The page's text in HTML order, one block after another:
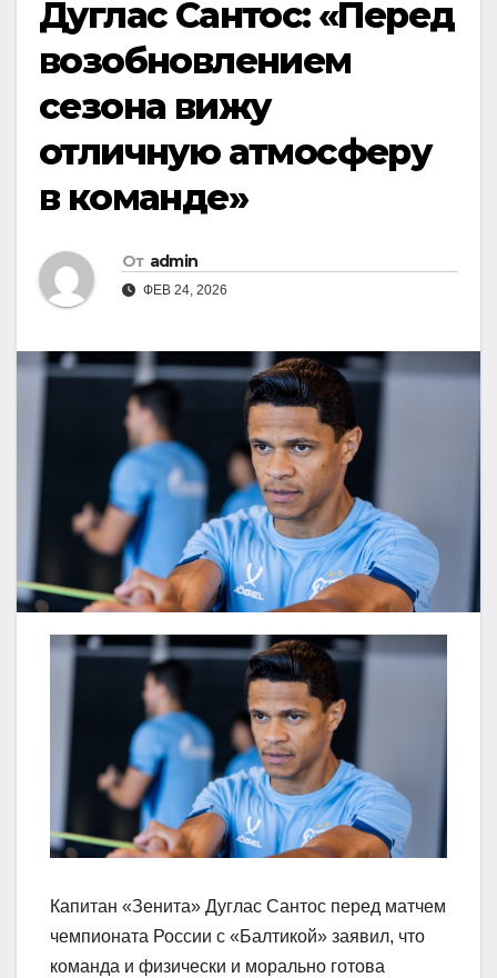
Дуглас Сантос: «Перед
возобновлением
сезона вижу
отличную атмосферу
в команде»
От admin
ФЕВ 24, 2026
Капитан «Зенита» Дуглас Сантос перед матчем
чемпионата России с «Балтикой» заявил, что
команда и физически и морально готова